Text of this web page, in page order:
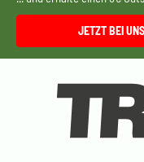
JETZT BEI